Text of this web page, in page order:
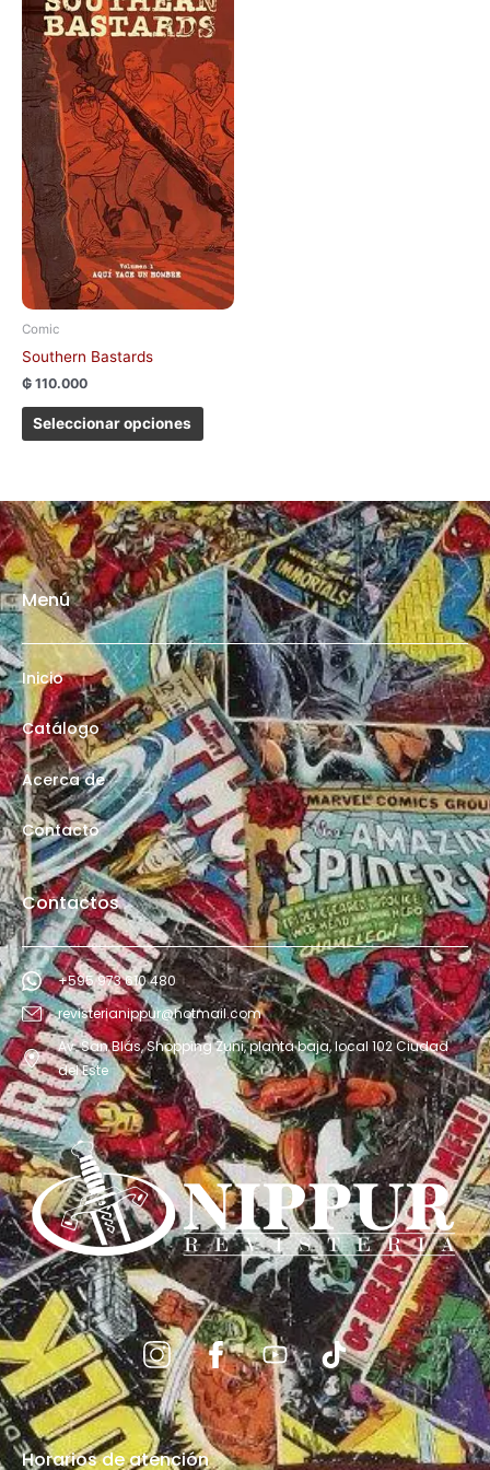
Comic
Southern Bastards
₲ 110.000
Seleccionar opciones
producto
tiene
múltiples
variantes.
Las
opciones
se
pueden
elegir
en
la
página
de
Menú
Inicio
Catálogo
Acerca de
Contacto
Contactos
+595 973 610 480
revisterianippur@hotmail.com
Av. San Blás, Shopping Zuni, planta baja, local 102 Ciudad
del Este
Horarios de atención